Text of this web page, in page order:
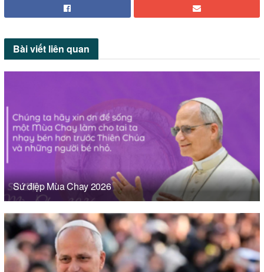
Bài viết liên quan
Sứ điệp Mùa Chay 2026